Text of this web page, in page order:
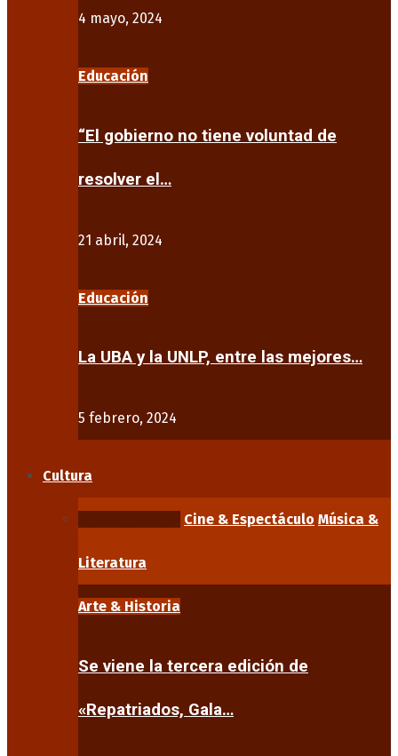
4 mayo, 2024
Educación
“El gobierno no tiene voluntad de
resolver el…
21 abril, 2024
Educación
La UBA y la UNLP, entre las mejores…
5 febrero, 2024
Cultura
Cine & Espectáculo Música &
Literatura
Arte & Historia
Se viene la tercera edición de
«Repatriados, Gala…